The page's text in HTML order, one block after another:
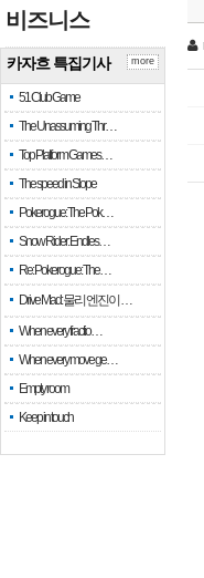
비즈니스
카자흐 특집기사
51 Club Game
The Unassuming Thr…
Top Platform Games…
The speed in Slope
Pokerogue: The Pok…
Snow Rider: Endles…
Re: Pokerogue: The…
Drive Mad: 물리 엔진이 …
When every fractio…
When every move ge…
Empty room
Keep in touch
more